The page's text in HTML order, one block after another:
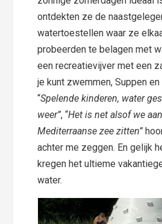
ontdekten ze de
watertoestellen waar ze
probeerden te belagen met
een recreatievijver met een
je kunt zwemmen, Suppen en
“Spelende kinderen, water
weer”, “Het is net alsof we
Mediterraanse zee zitten”
achter me zeggen. En gelijk
kregen het ultieme
water.